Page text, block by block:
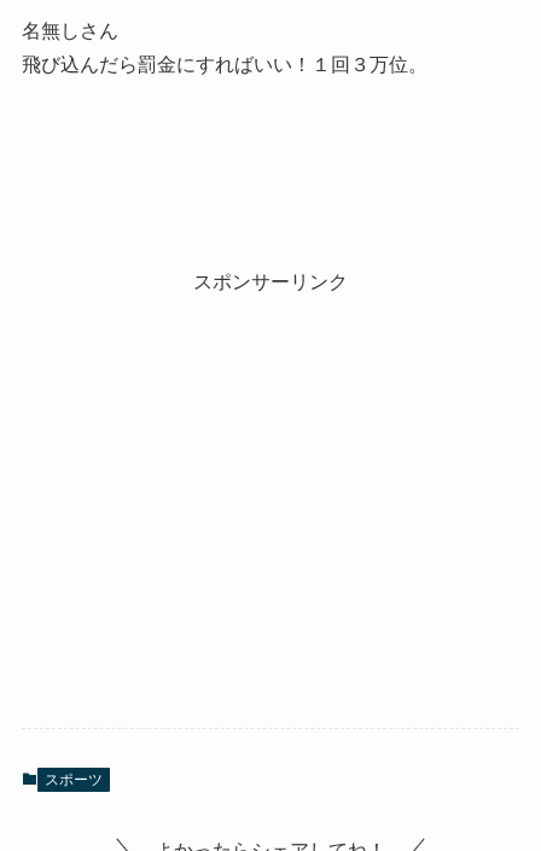
名無しさん
飛び込んだら罰金にすればいい！１回３万位。
スポンサーリンク
スポーツ